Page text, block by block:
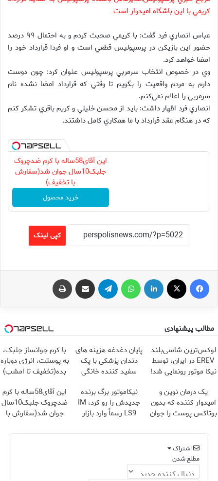
كريمي با اين باشگاه اميدوار است
عباس انصاري فرد گفت: با كريمي صحبت كردم و به احتمال ۹۹ درصد
حضور اين بازيكن در پرسپوليس قطعي است و او فردا قرارداد خود را
امضا خواهد كرد.
وي در خصوص انتخاب سرمربي پرسپوليس عنوان كرد: چون دوست
دارم به مردم واقعيت را بگويم تا وقتي كه قرارداد امضا نشده نام
سرمربي را اعلام نمي‌كنم.
انصاري فرد اظهار داشت: بايد از محسن خليلي و كريم باقري تشكر كنم
كه در هنگام عقد قرارداد با ما همكاري كامل داشتند.
این آقای58ساله با کرم ضدچروک
جلبک10سال جوان شد(سفارش
با تخفیف)
خرید محصول
کپی لینک
فیس بوک لینکدین تلگرام اشتراک گذاری از طریق ایمیل
مطالب پیشنهادی
لوکس‌ترین شاسی‌بلند
EREV در ایران، توسط
نیکا موتور رونمایی شد!
پایان دغدغه هزینه های
دندان پزشکی با پک
سفید کننده خانگی
با کرم جوانساز جلبک،
به پوستت، انرژی دوباره
بده(تخفیف تا امشب)
یک درمان نوین و
امیدوار کننده که بدون
بوتاکس پوست را جوان
نیکاموتور برگ برنده
جدیدش را رو کرد، IM
LS9 رسماً وارد بازار
این آقای58ساله با کرم
ضدچروک جلبک10سال
جوان شد(سفارش با
اشتراک
مطلع شدن